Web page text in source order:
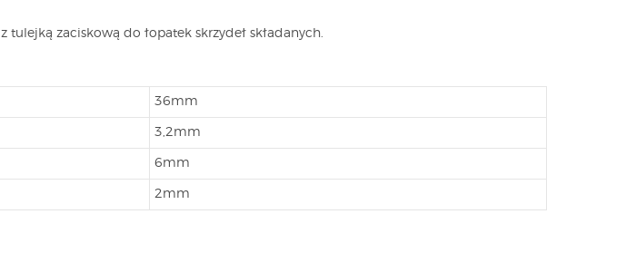
z tulejką zaciskową do łopatek skrzydeł składanych.
36mm
3,2mm
6mm
2mm